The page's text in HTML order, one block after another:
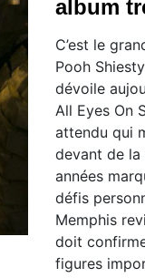
album
C’est le
Pooh
dévoile
All Eyes On
attendu qui
devant de la
années
défis
Memphis
doit
figures